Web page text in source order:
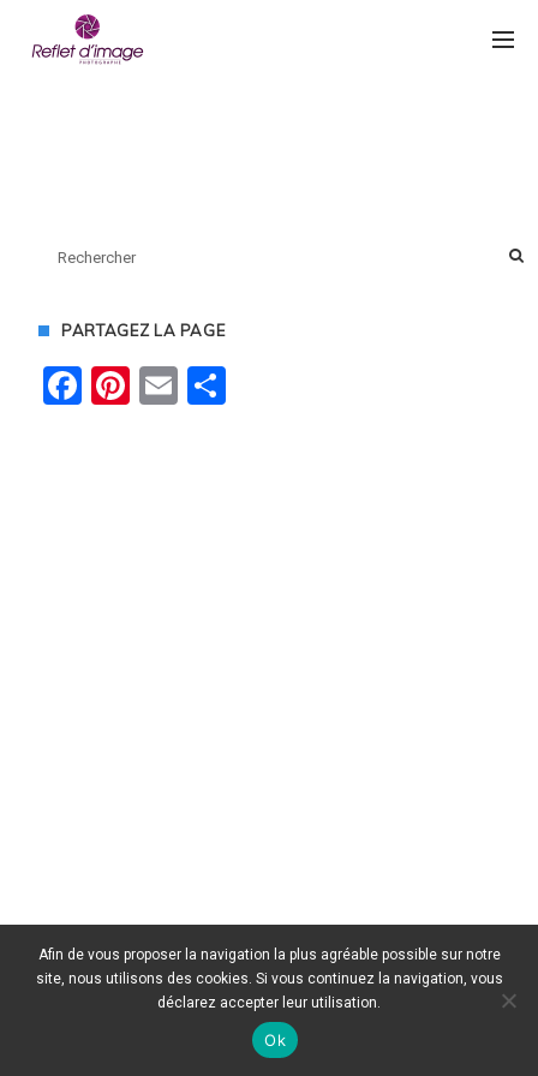
PARTAGEZ LA PAGE
Facebook
Pinterest
Email
Afin de vous proposer la navigation la plus agréable possible sur notre
site, nous utilisons des cookies. Si vous continuez la navigation, vous
déclarez accepter leur utilisation.
Ok